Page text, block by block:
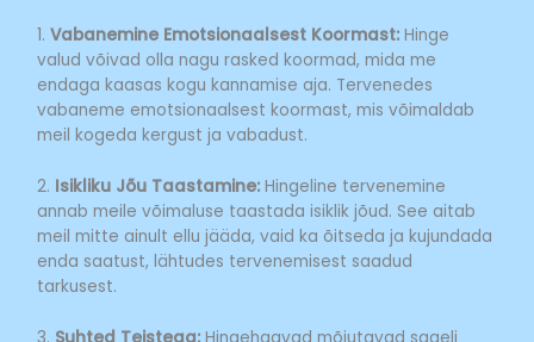
1.Vabanemine Emotsionaalsest Koormast: Hinge
valud võivad olla nagu rasked koormad, mida me
endaga kaasas kogu kannamise aja. Tervenedes
vabaneme emotsionaalsest koormast, mis võimaldab
meil kogeda kergust ja vabadust.
2. Isikliku Jõu Taastamine: Hingeline tervenemine
annab meile võimaluse taastada isiklik jõud. See aitab
meil mitte ainult ellu jääda, vaid ka õitseda ja kujundada
enda saatust, lähtudes tervenemisest saadud
tarkusest.